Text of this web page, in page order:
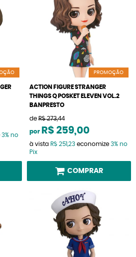
3% no
PROMOÇÃO
ACTION FIGURE STRANGER
THINGS Q POSKET ELEVEN VOL.2
BANPRESTO
de R$ 273,44
por R$ 259,00
à vista R$ 251,23 economize 3% no
Pix
COMPRAR